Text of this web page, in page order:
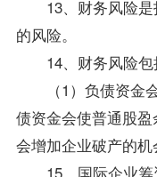
13、财务风险是
的风险。
14、财务风险包
（1）负债资金会
债资金会使普通股
会增加企业破产的机
15、国际企业筹